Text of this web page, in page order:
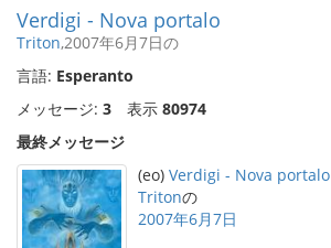
Verdigi - Nova portalo
Triton,2007年6月7日の
言語: Esperanto
メッセージ: 3 表示 80974
最終メッセージ
(eo) Verdigi - Nova portalo
Tritonの
2007年6月7日